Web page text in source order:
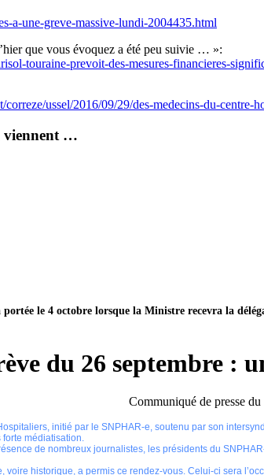
a-une-greve-massive-lundi-2004435.html
que vous évoquez a été peu suivie … »:
touraine-prevoit-des-mesures-financieres-
ussel/2016/09/29/des-medecins-du-
viennent …
le 4 octobre lorsque la Ministre recevra la
du 26 septembre :
Communiqué de presse
initié par le SNPHAR-e, soutenu par son
forte médiatisation.
de nombreux journalistes, les présidents du
historique, a permis ce rendez-vous. Celui-ci sera